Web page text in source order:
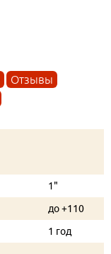
Отзывы
1"
до +110
1 год